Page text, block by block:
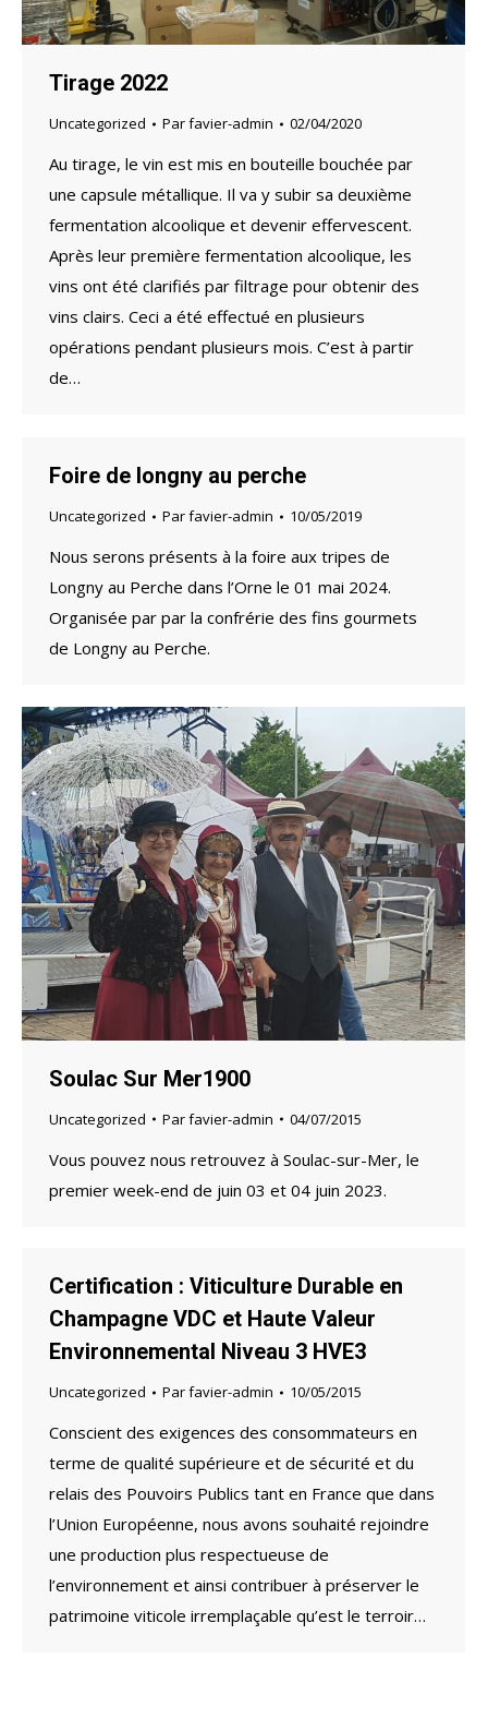
Tirage 2022
Uncategorized Parfavier-admin 02/04/2020
Au tirage, le vin est mis en bouteille bouchée par
une capsule métallique. Il va y subir sa deuxième
fermentation alcoolique et devenir effervescent.
Après leur première fermentation alcoolique, les
vins ont été clarifiés par filtrage pour obtenir des
vins clairs. Ceci a été effectué en plusieurs
opérations pendant plusieurs mois. C’est à partir
de…
Foire de longny au perche
Uncategorized Parfavier-admin 10/05/2019
Nous serons présents à la foire aux tripes de
Longny au Perche dans l’Orne le 01 mai 2024.
Organisée par par la confrérie des fins gourmets
de Longny au Perche.
Soulac Sur Mer1900
Uncategorized Parfavier-admin 04/07/2015
Vous pouvez nous retrouvez à Soulac-sur-Mer, le
premier week-end de juin 03 et 04 juin 2023.
Certification : Viticulture Durable en
Champagne VDC et Haute Valeur
Environnemental Niveau 3 HVE3
Uncategorized Parfavier-admin 10/05/2015
Conscient des exigences des consommateurs en
terme de qualité supérieure et de sécurité et du
relais des Pouvoirs Publics tant en France que dans
l’Union Européenne, nous avons souhaité rejoindre
une production plus respectueuse de
l’environnement et ainsi contribuer à préserver le
patrimoine viticole irremplaçable qu’est le terroir…